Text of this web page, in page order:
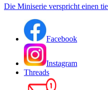
Die Miniserie verspricht einen
Facebook
Instagram
Threads